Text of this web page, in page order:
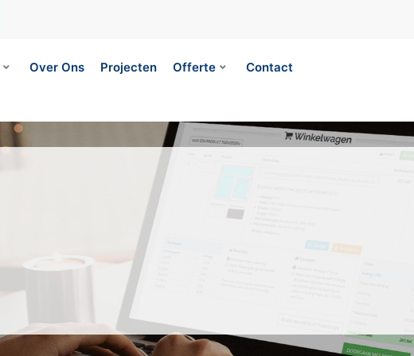
Over Ons Projecten Offerte Contact